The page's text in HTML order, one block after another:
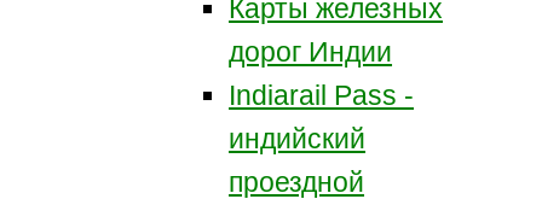
Карты железных
дорог Индии
Indiarail Pass -
индийский
проездной